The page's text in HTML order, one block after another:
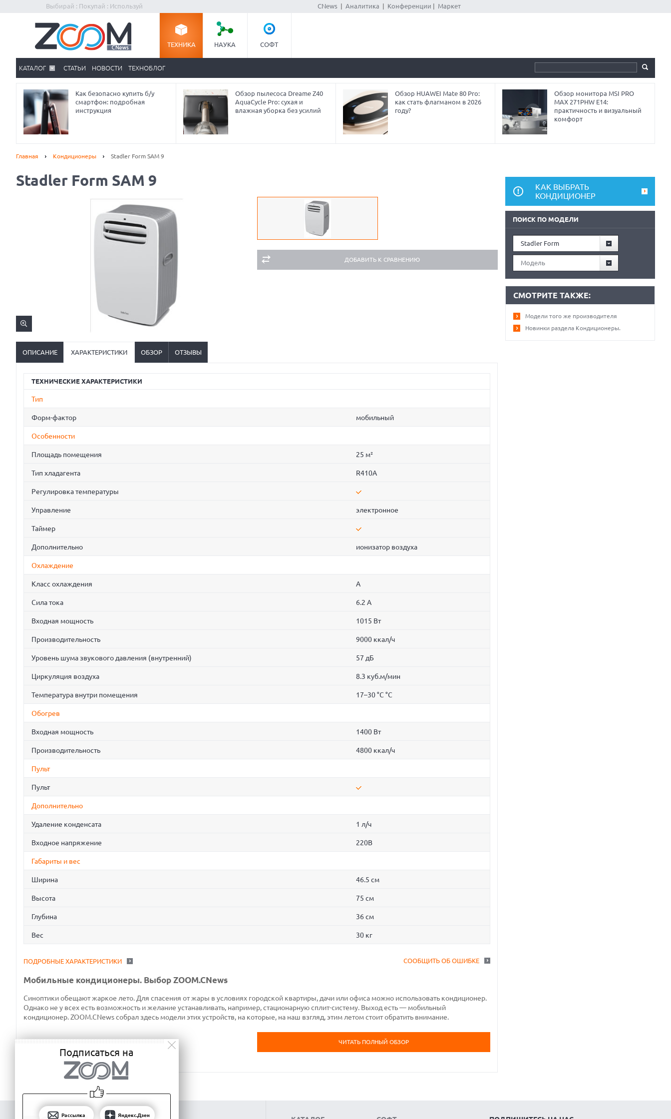
Выбирай : Покупай : Используй CNews| Аналитика Конференции Маркет
ТЕХНИКА НАУКА СОФТ
КАТАЛОГ СТАТЬИ НОВОСТИ ТЕХНОБЛОГ
Как безопасно купить б/у
смартфон: подробная
инструкция
Обзор пылесоса Dreame Z40
AquaCycle Pro: сухая и
влажная уборка без усилий
Обзор HUAWEI Mate 80 Pro:
как стать флагманом в 2026
году?
Обзор монитора MSI PRO
MAX 271PHW E14:
практичность и визуальный
комфорт
Главная Кондиционеры Stadler Form SAM 9
Stadler Form SAM 9
ДОБАВИТЬ К СРАВНЕНИЮ
ОПИСАНИЕ ХАРАКТЕРИСТИКИ ОБЗОР ОТЗЫВЫ
ТЕХНИЧЕСКИЕ ХАРАКТЕРИСТИКИ
Тип
Форм-фактор мобильный
Особенности
Площадь помещения 25 м²
Тип хладагента R410A
Регулировка температуры
Управление электронное
Таймер
Дополнительно ионизатор воздуха
Охлаждение
Класс охлаждения A
Сила тока 6.2 A
Входная мощность 1015 Вт
Производительность 9000 ккал/ч
Уровень шума звукового давления (внутренний) 57 дБ
Циркуляция воздуха 8.3 куб.м/мин
Температура внутри помещения 17–30 °C °C
Обогрев
Входная мощность 1400 Вт
Производительность 4800 ккал/ч
Пульт
Пульт
Дополнительно
Удаление конденсата 1 л/ч
Входное напряжение 220В
Габариты и вес
Ширина 46.5 см
Высота 75 см
Глубина 36 см
Вес 30 кг
СООБЩИТЬ ОБ ОШИБКЕ
ПОДРОБНЫЕ ХАРАКТЕРИСТИКИ
Мобильные кондиционеры. Выбор ZOOM.CNews
Синоптики обещают жаркое лето. Для спасения от жары в условиях городской квартиры, дачи или офиса можно использовать кондиционер.
Однако не у всех есть возможность и желание устанавливать, например, стационарную сплит-систему. Выход есть — мобильный
кондиционер. ZOOM.CNews собрал здесь модели этих устройств, на которые, на наш взгляд, этим летом стоит обратить внимание.
ЧИТАТЬ ПОЛНЫЙ ОБЗОР
КАК ВЫБРАТЬ
КОНДИЦИОНЕР
ПОИСК ПО МОДЕЛИ
Stadler Form
Модель
СМОТРИТЕ ТАКЖЕ:
Модели того же производителя
Новинки раздела Кондиционеры.
Подписаться на
Рассылка Яндекс.Дзен